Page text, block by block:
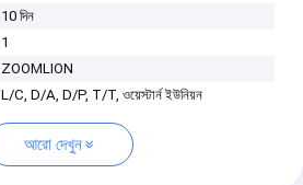
10 দিন
1
ZOOMLION
L/C, D/A, D/P, T/T, ওয়েস্টার্ন ইউনিয়ন
আরো দেখুন